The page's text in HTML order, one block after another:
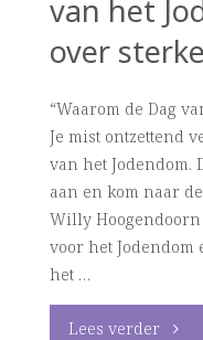
januari
van het
over
“Waarom de Dag
Je mist ontzettend
van het Jodendom.
aan en kom naar
Willy
voor het Jodendom
het …
Lees verder "17